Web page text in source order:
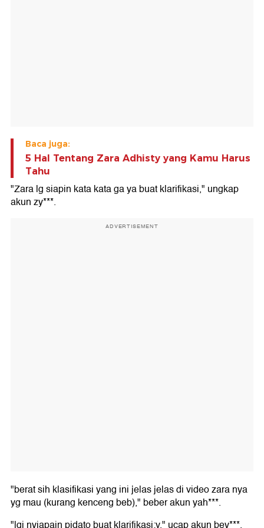
Baca juga:
5 Hal Tentang Zara Adhisty yang Kamu Harus
Tahu
"Zara lg siapin kata kata ga ya buat klarifikasi," ungkap
akun zy***.
ADVERTISEMENT
"berat sih klasifikasi yang ini jelas jelas di video zara nya
yg mau (kurang kenceng beb)," beber akun yah***.